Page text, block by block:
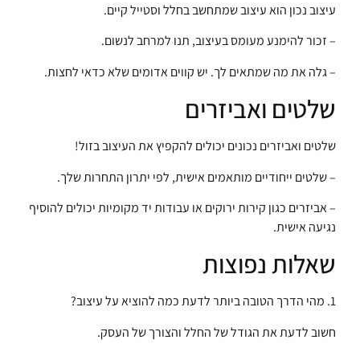
עיצוב נכון הוא עיצוב שמתחשב בחלל וסטייל קיים.
– זכור להימנע מעומס בעיצוב, תנו למרחב לנשום.
– גלה את מה שמתאים לך. יש קווים אדומים שלא כדאי לחצות.
שלטים ואביזרים
שלטים ואביזרים נכונים יכולים להקפיץ את העיצוב בזול!
– שלטים ייחודיים מותאמים אישית, לפי יתרון התחרות שלך.
– אביזרים כגון קירות ירוקים או עבודות יד מקומיות יכולים להוסיף
נגיעה אישית.
שאלות נפוצות
1. מהי הדרך הטובה ביותר לדעת כמה להוציא על עיצוב?
חשוב לדעת את הגודל של החלל והצורך של העסק.